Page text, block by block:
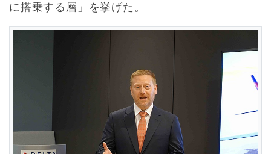
に搭乗する層」を挙げた。